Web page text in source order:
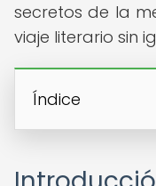
secretos de la
viaje literario sin
Índice